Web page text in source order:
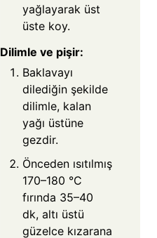
yağlayarak üst
üste koy.
Dilimle ve pişir:
Baklavayı
dilediğin şekilde
dilimle, kalan
yağı üstüne
gezdir.
Önceden ısıtılmış
170–180 °C
fırında 35–40
dk, altı üstü
güzelce kızarana